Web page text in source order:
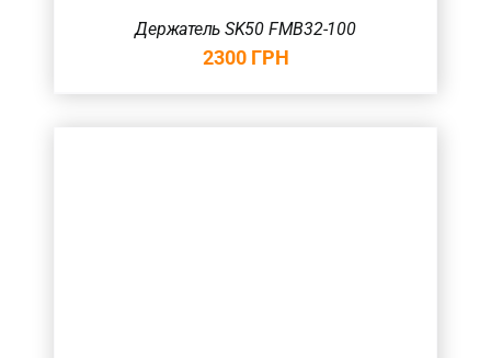
Держатель SK50 FMB32-100
2300 ГРН